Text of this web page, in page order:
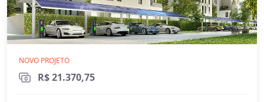
NOVO PROJETO
R$ 21.370,75